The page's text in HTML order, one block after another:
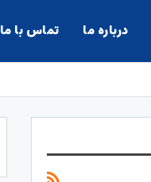
درباره ما تماس با ما